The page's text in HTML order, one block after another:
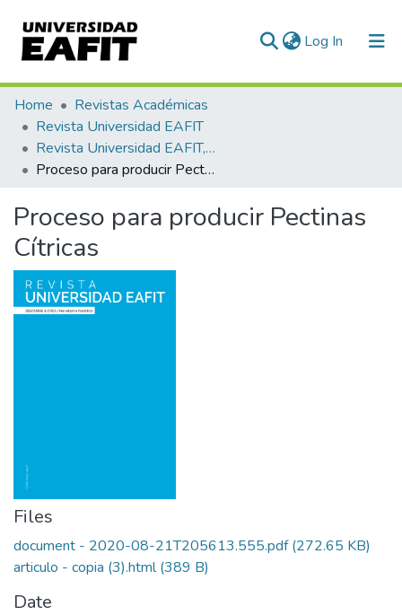
Log In (current)
Communities & Collections
All of DSpace
Statistics
Home
Revistas Académicas
Revista Universidad EAFIT
Revista Universidad EAFIT, Vol. 39, Núm. 129 (2003)
Proceso para producir Pectinas Cítricas
Proceso para producir Pectinas
Cítricas
Files
document - 2020-08-21T205613.555.pdf(272.65 KB)
articulo - copia (3).html(389 B)
Date